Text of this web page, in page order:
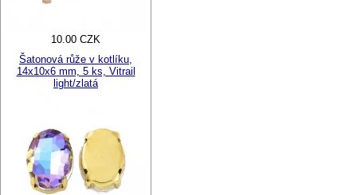
10.00 CZK
Šatonová růže v kotlíku,
14x10x6 mm, 5 ks, Vitrail
light/zlatá